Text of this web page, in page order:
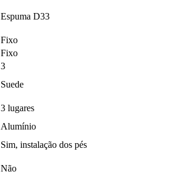
Espuma D33
Fixo
Fixo
3
Suede
3 lugares
Alumínio
Sim, instalação dos pés
Não